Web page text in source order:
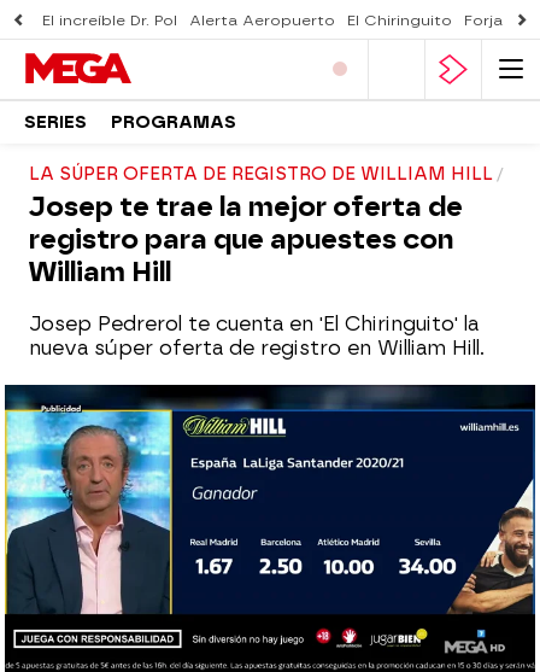
El increíble Dr. Pol Alerta Aeropuerto El Chiringuito Forjado
SERIES PROGRAMAS
LA SÚPER OFERTA DE REGISTRO DE WILLIAM HILL
Josep te trae la mejor oferta de
registro para que apuestes con
William Hill
Josep Pedrerol te cuenta en 'El Chiringuito' la
nueva súper oferta de registro en William Hill.
El Chiringuito
Madrid
Publicado:15 de septiembre de 2020, 00:46